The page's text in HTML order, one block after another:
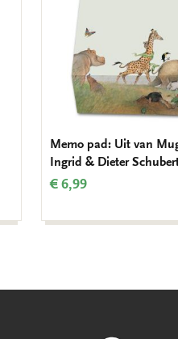
Memo pad: Uit van
Ingrid & Dieter
€ 6,99